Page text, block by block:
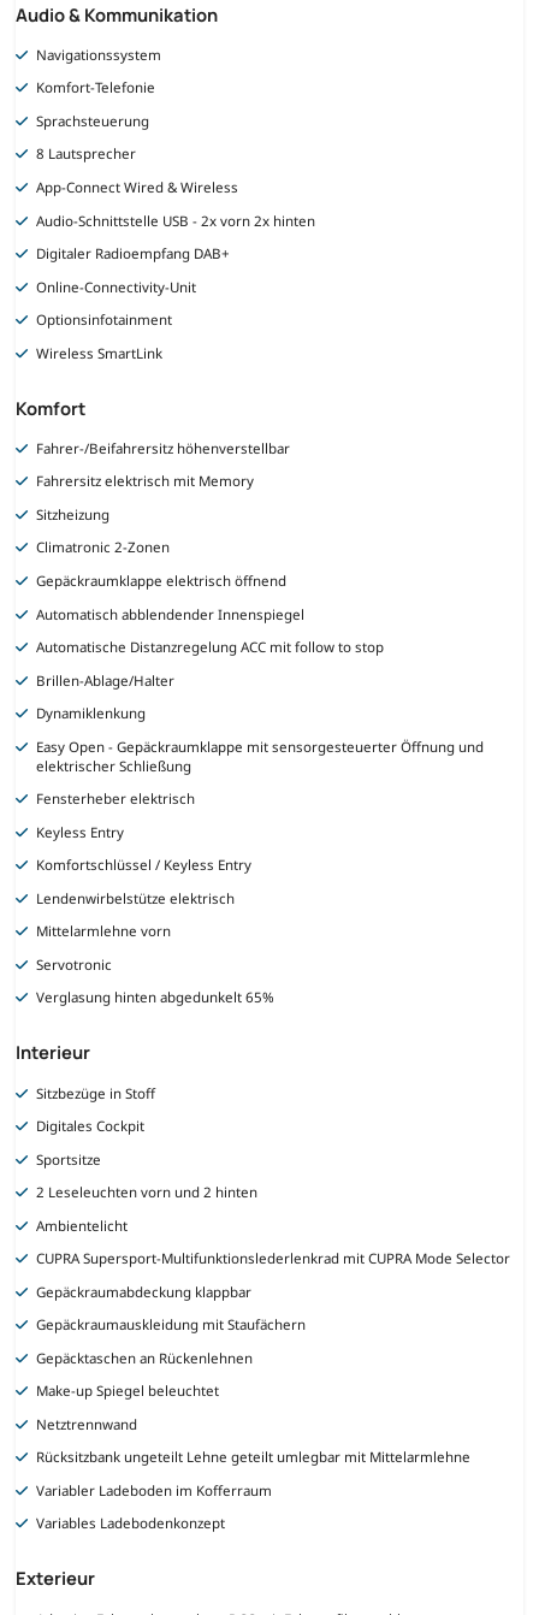
Audio & Kommunikation
Navigationssystem
Komfort-Telefonie
Sprachsteuerung
8 Lautsprecher
App-Connect Wired & Wireless
Audio-Schnittstelle USB - 2x vorn 2x hinten
Digitaler Radioempfang DAB+
Online-Connectivity-Unit
Optionsinfotainment
Wireless SmartLink
Komfort
Fahrer-/Beifahrersitz höhenverstellbar
Fahrersitz elektrisch mit Memory
Sitzheizung
Climatronic 2-Zonen
Gepäckraumklappe elektrisch öffnend
Automatisch abblendender Innenspiegel
Automatische Distanzregelung ACC mit follow to stop
Brillen-Ablage/Halter
Dynamiklenkung
Easy Open - Gepäckraumklappe mit sensorgesteuerter Öffnung und
elektrischer Schließung
Fensterheber elektrisch
Keyless Entry
Komfortschlüssel / Keyless Entry
Lendenwirbelstütze elektrisch
Mittelarmlehne vorn
Servotronic
Verglasung hinten abgedunkelt 65%
Interieur
Sitzbezüge in Stoff
Digitales Cockpit
Sportsitze
2 Leseleuchten vorn und 2 hinten
Ambientelicht
CUPRA Supersport-Multifunktionslederlenkrad mit CUPRA Mode Selector
Gepäckraumabdeckung klappbar
Gepäckraumauskleidung mit Staufächern
Gepäcktaschen an Rückenlehnen
Make-up Spiegel beleuchtet
Netztrennwand
Rücksitzbank ungeteilt Lehne geteilt umlegbar mit Mittelarmlehne
Variabler Ladeboden im Kofferraum
Variables Ladebodenkonzept
Exterieur